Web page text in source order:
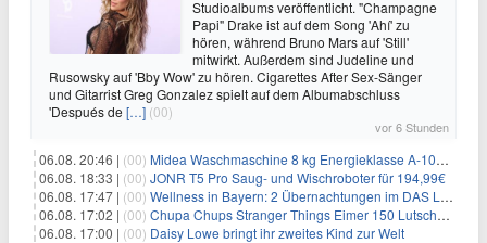
Studioalbums veröffentlicht. "Champagne
Papi" Drake ist auf dem Song 'Ahí' zu
hören, während Bruno Mars auf 'Still'
mitwirkt. Außerdem sind Judeline und
Rusowsky auf 'Bby Wow' zu hören. Cigarettes After Sex-Sänger
und Gitarrist Greg Gonzalez spielt auf dem Albumabschluss
'Después de […] (00)
vor 6 Stunden
06.08. 20:46 | (00) Midea Waschmaschine 8 kg Energieklasse A-10% 1400 U/Min für 289,97€
06.08. 18:33 | (00) JONR T5 Pro Saug- und Wischroboter für 194,99€
06.08. 17:47 | (00) Wellness in Bayern: 2 Übernachtungen im DAS LUDWIG Sports Resort inkl. HP + Wellness ab 174€ p.P.
06.08. 17:02 | (00) Chupa Chups Stranger Things Eimer 150 Lutscher für 21,95€
06.08. 17:00 | (00) Daisy Lowe bringt ihr zweites Kind zur Welt